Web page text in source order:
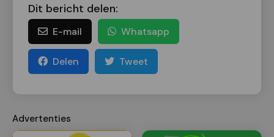
Dit bericht delen:
E-mail Whatsapp
Delen Tweet
Advertenties